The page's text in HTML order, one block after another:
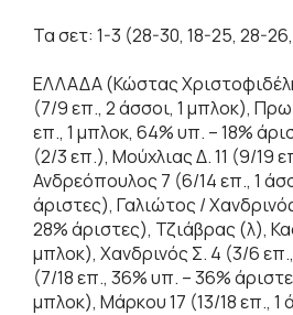
Τα σετ: 1-3 (28-30, 18-25, 28-
ΕΛΛΑΔΑ (Κώστας
(7/9 επ., 2 άσσοι, 1 μπλοκ),
επ., 1 μπλοκ, 64% υπ. – 18%
(2/3 επ.), Μούχλιας Δ. 11 (9/19
Ανδρεόπουλος 7 (6/14 επ., 1
άριστες), Γαλιώτος /
28% άριστες), Τζιάβρας (λ),
μπλοκ), Χανδρινός Σ. 4 (3/6
(7/18 επ., 36% υπ. – 36%
μπλοκ), Μάρκου 17 (13/18 επ., 1